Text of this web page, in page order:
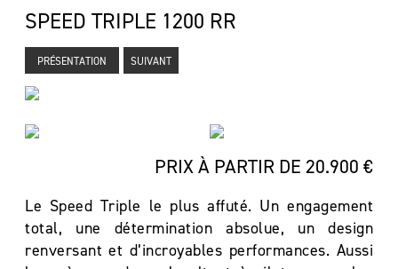
SPEED TRIPLE 1200 RR
PRÉSENTATION SUIVANT
PRIX À PARTIR DE 20.900 €
Le Speed Triple le plus affuté. Un engagement
total, une détermination absolue, un design
renversant et d’incroyables performances. Aussi